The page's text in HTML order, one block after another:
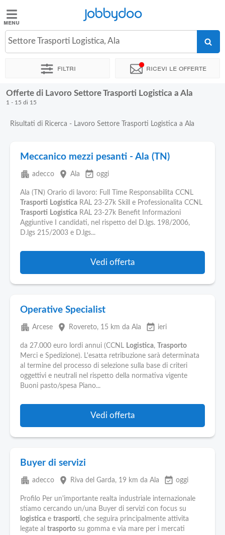
Jobbydoo
Offerte
Stipendi
Blog
Pubblica
Offerte
Aziende
Jobbydoo
Settore Trasporti Logistica, Ala
Filtri Ricevi le offerte
Offerte di Lavoro Settore Trasporti Logistica a Ala
1 - 15 di 15
Risultati di Ricerca - Lavoro Settore Trasporti Logistica a Ala
Meccanico mezzi pesanti - Ala (TN)
apartment adecco place Ala event_available oggi
Ala (TN) Orario di lavoro: Full Time Responsabilita CCNL
Trasporti Logistica RAL 23-27k Skill e Professionalita CCNL
Trasporti Logistica RAL 23-27k Benefit Informazioni
Aggiuntive I candidati, nel rispetto del D.lgs. 198/2006,
D.lgs 215/2003 e D.lgs...
Vedi offerta
Operative Specialist
apartment Arcese place Rovereto, 15 km da Ala event_available ieri
da 27.000 euro lordi annui (CCNL Logistica,
Trasporto
Merci e Spedizione). L'esatta retribuzione sarà determinata
al termine del processo di selezione sulla base di criteri
oggettivi e neutrali nel rispetto della normativa vigente
Buoni pasto/spesa Piano...
Vedi offerta
Buyer di servizi
apartment adecco place Riva del Garda, 19 km da Ala event_available oggi
Profilo Per un'importante realta industriale internazionale
stiamo cercando un/una Buyer di servizi con focus su
logistica e trasporti, che seguira principalmente attivita
legate al trasporto su gomma e via mare per i mercati